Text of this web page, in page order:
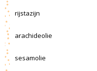
rijstazijn
arachideolie
sesamolie